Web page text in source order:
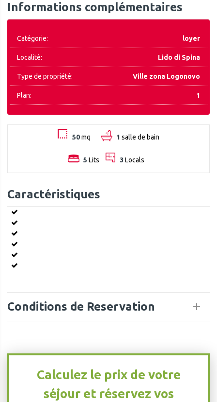
Informations complémentaires
Catégorie: loyer
Localitè: Lido di Spina
Type de propriété: Ville zona Logonovo
Plan: 1
50mq 1 salle de bain
5 Lits 3 Locals
Caractéristiques
Conditions de Reservation
Calculez le prix de votre
séjour et réservez vos